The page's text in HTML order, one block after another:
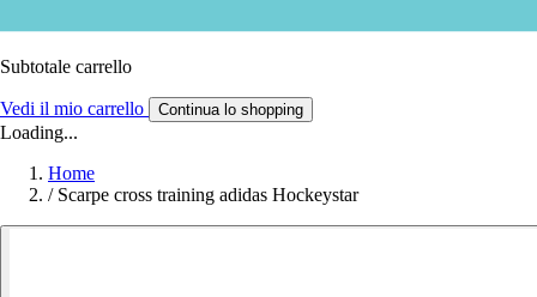
Subtotale carrello
Vedi il mio carrello Continua lo shopping
Loading...
Home
/ Scarpe cross training adidas Hockeystar